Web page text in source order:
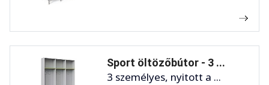
Sport öltözőbútor - 3 ...
3 személyes, nyitott a ...